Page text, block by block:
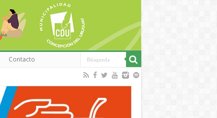
Contacto